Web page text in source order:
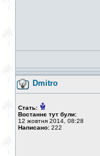
Dmitro
Стать:
Востаннє тут були:
12 жовтня 2014, 08:28
Написано: 222